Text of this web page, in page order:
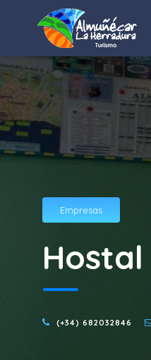
Empresas
Hostal
(+34) 682032846